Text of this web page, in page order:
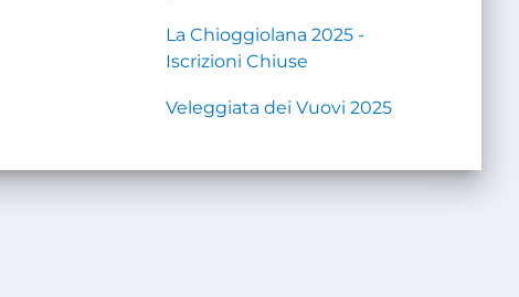
La Chioggiolana 2025 -
Iscrizioni Chiuse
Veleggiata dei Vuovi 2025